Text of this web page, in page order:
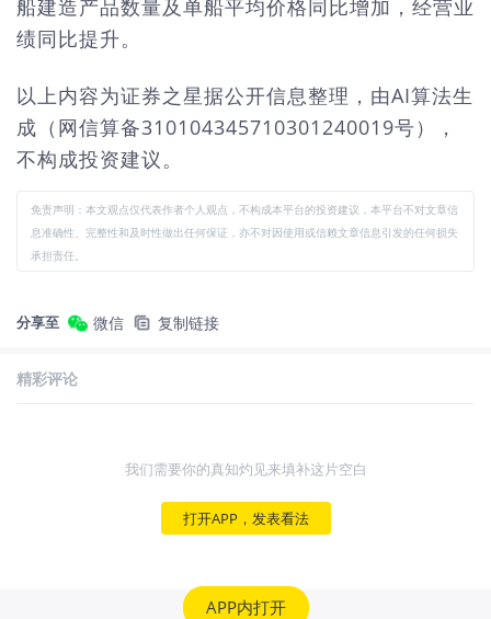
船建造产品数量及单船平均价格同比增加，经营业
绩同比提升。
以上内容为证券之星据公开信息整理，由AI算法生
成（网信算备310104345710301240019号），
不构成投资建议。
免责声明：本文观点仅代表作者个人观点，不构成本平台的投资建议，本平台不对文章信
息准确性、完整性和及时性做出任何保证，亦不对因使用或信赖文章信息引发的任何损失
承担责任。
分享至 微信 复制链接
精彩评论
我们需要你的真知灼见来填补这片空白
打开APP，发表看法
APP内打开